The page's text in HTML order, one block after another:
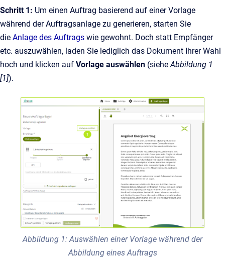
Schritt 1: Um einen Auftrag basierend auf einer Vorlage
während der Auftragsanlage zu generieren, starten Sie
die Anlage des Auftrags wie gewohnt. Doch statt Empfänger
etc. auszuwählen, laden Sie lediglich das Dokument Ihrer Wahl
hoch und klicken auf Vorlage auswählen (sieheAbbildung 1
[1]).
Abbildung 1: Auswählen einer Vorlage während der
Abbildung eines Auftrags